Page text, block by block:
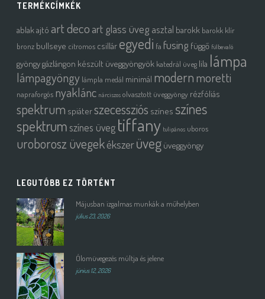
TERMÉKCÍMKÉK
ablakajtó art deco art glass üvegasztal barokk barokk klír
bronz bullseye citromos csillár egyedi fa fusing függő fülbevaló
gyöngygázlángon készült üveggyöngyök katedrál üveg lila lámpa
lámpagyöngy lámpla medál minimál modernmoretti
napraforgós nyaklánc nárciszos olvasztott üveggyöngy rézfóliás
spektrum spiáterszecessziós színes színes
spektrumszínes üveg tiffany tulipános uboros
uroborosz üvegekékszerüveg üveggyöngy
LEGUTÓBB EZ TÖRTÉNT
Májusban izgalmas munkák a műhelyben
július 23, 2026
Ólomüvegezés múltja és jelene
június 12, 2026